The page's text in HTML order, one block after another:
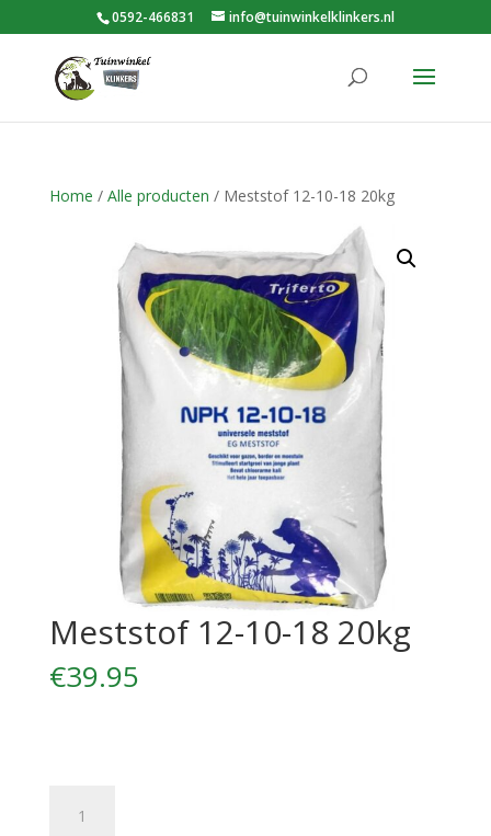
0592-466831 info@tuinwinkelklinkers.nl
Home / Alle producten / Meststof 12-10-18 20kg
Meststof 12-10-18 20kg
€39.95